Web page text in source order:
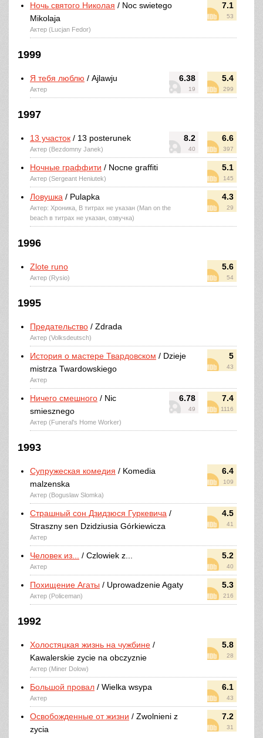
7.1
53
Ночь святого Николая / Noc swietego
Mikolaja
Актер (Lucjan Fedor)
1999
6.38
19
5.4
299
Я тебя люблю / Ajlawju
Актер
1997
8.2
40
6.6
397
13 участок / 13 posterunek
Актер (Bezdomny Janek)
5.1
145
Ночные граффити / Nocne graffiti
Актер (Sergeant Heniutek)
4.3
29
Ловушка / Pulapka
Актер: Хроника, В титрах не указан (Man on the
beach в титрах не указан, озвучка)
1996
5.6
54
Zlote runo
Актер (Rysio)
1995
Предательство / Zdrada
Актер (Volksdeutsch)
5
43
История о мастере Твардовском / Dzieje
mistrza Twardowskiego
Актер
6.78
49
7.4
1116
Ничего смешного / Nic
smiesznego
Актер (Funeral's Home Worker)
1993
6.4
109
Супружеская комедия / Komedia
malzenska
Актер (Boguslaw Slomka)
4.5
41
Страшный сон Дзидзюся Гуркевича /
Straszny sen Dzidziusia Górkiewicza
Актер
5.2
40
Человек из... / Czlowiek z...
Актер
5.3
216
Похищение Агаты / Uprowadzenie Agaty
Актер (Policeman)
1992
5.8
28
Холостяцкая жизнь на чужбине /
Kawalerskie zycie na obczyznie
Актер (Miner Dolow)
6.1
43
Большой провал / Wielka wsypa
Актер
7.2
31
Освобожденные от жизни / Zwolnieni z
zycia